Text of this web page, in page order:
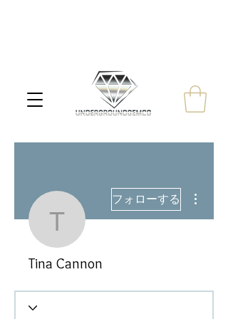
Tina Cannon
フォローする
Tina Cannon